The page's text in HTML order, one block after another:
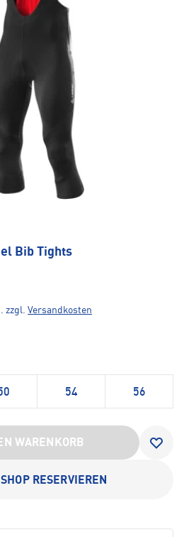
Bib Tights
zzgl. Versandkosten
54 56
WARENKORB
SHOP RESERVIEREN